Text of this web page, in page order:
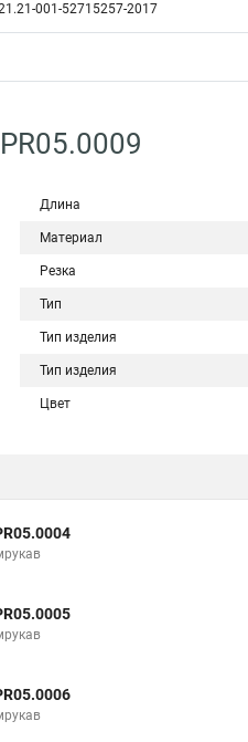
001-52715257-2017
Длина
Материал
Резка
Тип
Тип изделия
Тип изделия
Цвет